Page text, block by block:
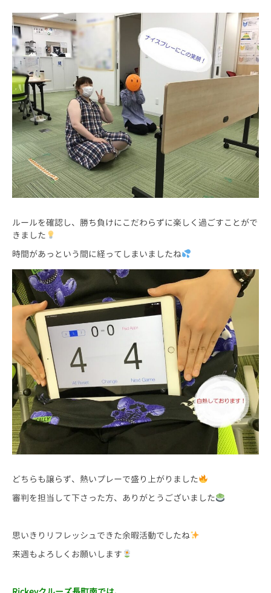
ルールを確認し、勝ち負けにこだわらずに楽しく過ごすことがで
きました
時間があっという間に経ってしまいましたね
どちらも譲らず、熱いプレーで盛り上がりました
審判を担当して下さった方、ありがとうございました
思いきりリフレッシュできた余暇活動でしたね
来週もよろしくお願いします